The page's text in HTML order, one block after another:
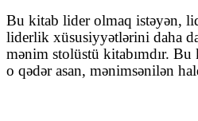
Bu kitab lider olmaq istəyən,
liderlik xüsusiyyətlərini daha da
mənim stolüstü kitabımdır.
o qədər asan, mənimsənilən